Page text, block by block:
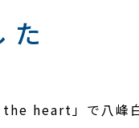
heart」で八峰